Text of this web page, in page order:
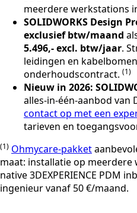
meerdere werkstations
SOLIDWORKS Design
exclusief btw/maand
5.496,- excl. btw/jaar.
leidingen en
onderhoudscontract. (1)
Nieuw in 2026:
alles-in-één-aanbod van
contact op met een
tarieven en
(1) Ohmycare-pakket
maat: installatie op
native 3DEXPERIENCE PDM
ingenieur vanaf 50 €/maand.